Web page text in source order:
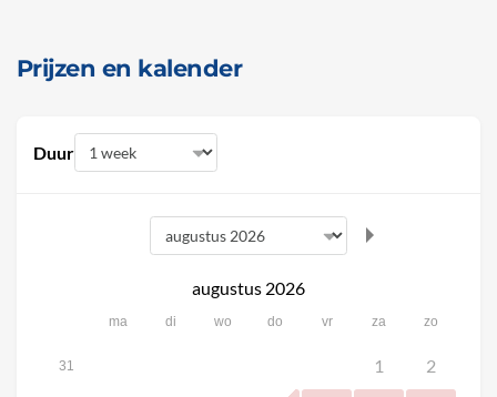
Prijzen en kalender
Duur
augustus 2026
ma di wo do vr za zo
31 1 2